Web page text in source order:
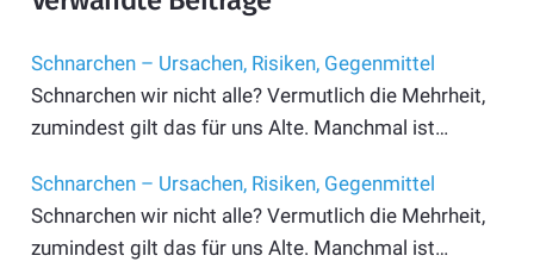
Schnarchen – Ursachen, Risiken, Gegenmittel
Schnarchen wir nicht alle? Vermutlich die Mehrheit,
zumindest gilt das für uns Alte. Manchmal ist…
Schnarchen – Ursachen, Risiken, Gegenmittel
Schnarchen wir nicht alle? Vermutlich die Mehrheit,
zumindest gilt das für uns Alte. Manchmal ist…